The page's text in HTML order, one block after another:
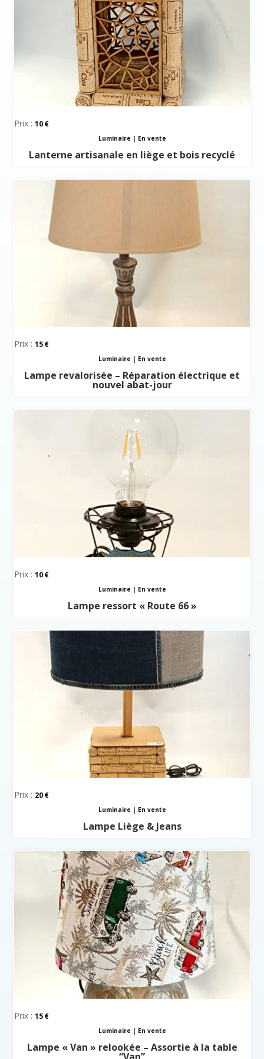
Prix :10
Luminaire | En vente
Lanterne artisanale en liège et bois recyclé
Prix :15
Luminaire | En vente
Lampe revalorisée – Réparation électrique et
nouvel abat-jour
Prix :10
Luminaire | En vente
Lampe ressort « Route 66 »
Prix : 20
Luminaire | En vente
Lampe Liège & Jeans
Prix :15
Luminaire | En vente
Lampe « Van » relookée – Assortie à la table
“Van”